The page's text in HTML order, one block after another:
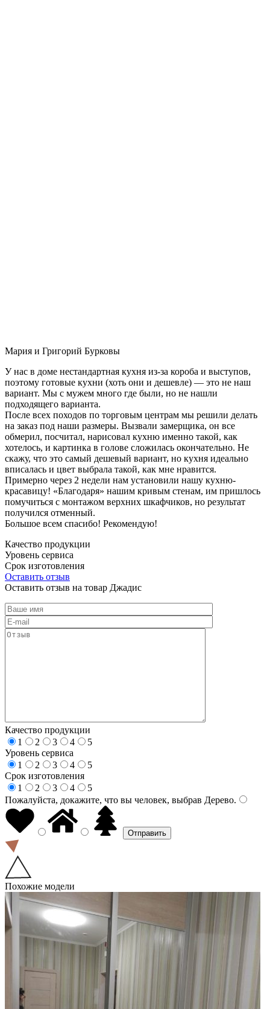
Мария и Григорий Бурковы
У нас в доме нестандартная кухня из-за короба и выступов,
поэтому готовые кухни (хоть они и дешевле) — это не наш
вариант. Мы с мужем много где были, но не нашли
подходящего варианта.
После всех походов по торговым центрам мы решили делать
на заказ под наши размеры. Вызвали замерщика, он все
обмерил, посчитал, нарисовал кухню именно такой, как
хотелось, и картинка в голове сложилась окончательно. Не
скажу, что это самый дешевый вариант, но кухня идеально
вписалась и цвет выбрала такой, как мне нравится.
Примерно через 2 недели нам установили нашу кухню-
красавицу! «Благодаря» нашим кривым стенам, им пришлось
помучиться с монтажом верхних шкафчиков, но результат
получился отменный.
Большое всем спасибо! Рекомендую!
Качество продукции
Уровень сервиса
Срок изготовления
Оставить отзыв
Оставить отзыв на товар Джадис
Качество продукции
1
2 3 4
5
Уровень сервиса
1
2 3 4
5
Срок изготовления
1
2 3 4
5
Пожалуйста, докажите, что вы человек, выбрав Дерево.
Похожие модели